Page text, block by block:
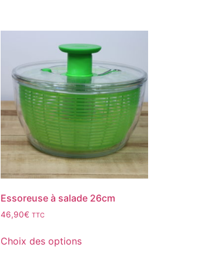
Essoreuse à salade 26cm
46,90€ TTC
Choix des options